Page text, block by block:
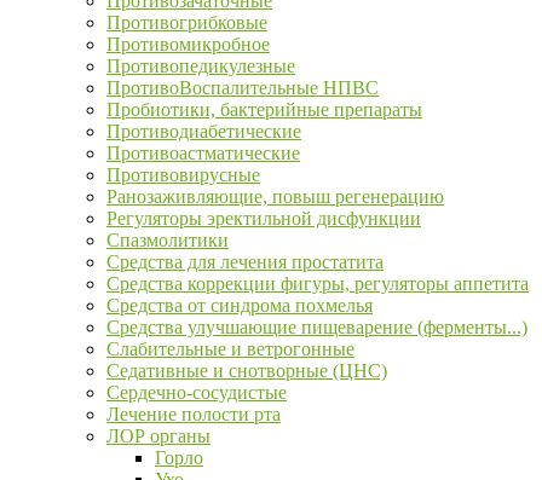
Противогрибковые
Противомикробное
Противопедикулезные
ПротивоВоспалительные НПВС
Пробиотики, бактерийные препараты
Противодиабетические
Противоастматические
Противовирусные
Ранозаживляющие, повыш регенерацию
Регуляторы эректильной дисфункции
Спазмолитики
Средства для лечения простатита
Средства коррекции фигуры, регуляторы аппетита
Средства от синдрома похмелья
Средства улучшающие пищеварение (ферменты...)
Слабительные и ветрогонные
Седативные и снотворные (ЦНС)
Сердечно-сосудистые
Лечение полости рта
ЛОР органы
Горло